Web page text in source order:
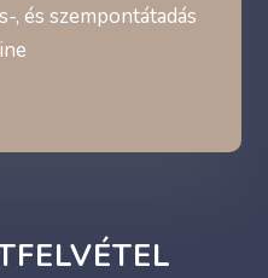
, és szempontátadás